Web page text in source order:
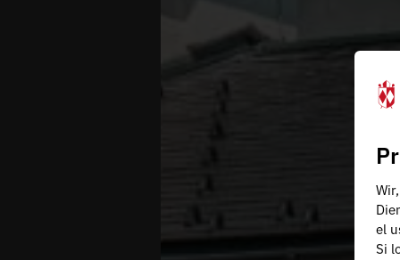
el
Si